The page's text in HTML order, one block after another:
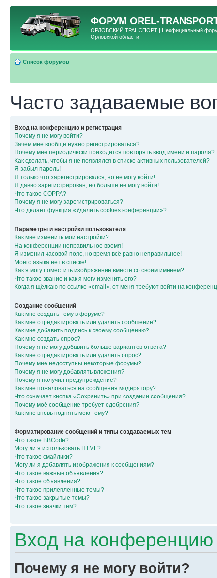
ФОРУМ OREL-
ОРЛОВСКИЙ ТРАНСПОРТ | Неофициальный форум
Орловской области
Список форумов
Часто задаваемые
Вход на конференцию и регистрация
Почему я не могу войти?
Зачем мне вообще нужно регистрироваться?
Почему мне периодически приходится повторять ввод имени и пароля?
Как сделать, чтобы я не появлялся в списке активных пользователей?
Я забыл пароль!
Я только что зарегистрировался, но не могу войти!
Я давно зарегистрирован, но больше не могу войти!
Что такое COPPA?
Почему я не могу зарегистрироваться?
Что делает функция «Удалить cookies конференции»?
Параметры и настройки пользователя
Как мне изменить мои настройки?
На конференции неправильное время!
Я изменил часовой пояс, но время всё равно неправильное!
Моего языка нет в списке!
Как я могу поместить изображение вместе со своим именем?
Что такое звание и как я могу изменить его?
Когда я щёлкаю по ссылке «email», от меня требуют войти на
Создание сообщений
Как мне создать тему в форуме?
Как мне отредактировать или удалить сообщение?
Как мне добавить подпись к своему сообщению?
Как мне создать опрос?
Почему я не могу добавить больше вариантов ответа?
Как мне отредактировать или удалить опрос?
Почему мне недоступны некоторые форумы?
Почему я не могу добавлять вложения?
Почему я получил предупреждение?
Как мне пожаловаться на сообщения модератору?
Что означает кнопка «Сохранить» при создании сообщения?
Почему моё сообщение требует одобрения?
Как мне вновь поднять мою тему?
Форматирование сообщений и типы создаваемых тем
Что такое BBCode?
Могу ли я использовать HTML?
Что такое смайлики?
Могу ли я добавлять изображения к сообщениям?
Что такое важные объявления?
Что такое объявления?
Что такое прилепленные темы?
Что такое закрытые темы?
Что такое значки тем?
Вход на конференцию
Почему я не могу войти?